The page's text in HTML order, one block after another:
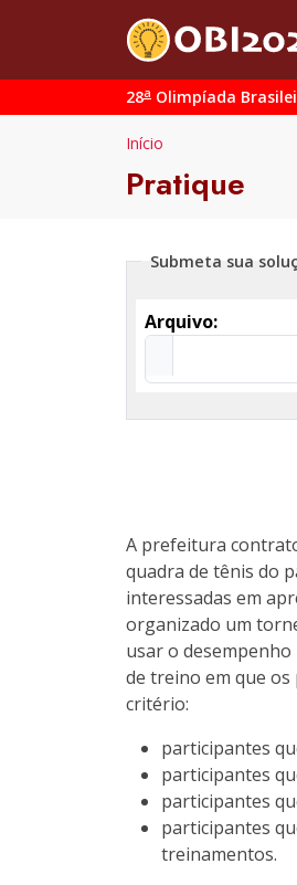
28a Olimpíada
Início
Pratique
Submeta sua
Arquivo:
A prefeitura
quadra de tênis do
interessadas em
organizado um
usar o
de treino em que
critério:
participantes
participantes
participantes
participantes
treinamentos.